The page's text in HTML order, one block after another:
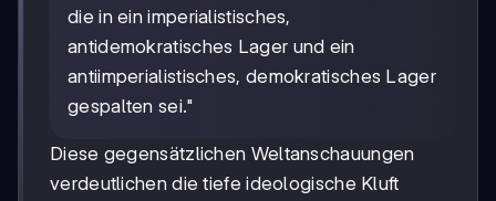
die in ein imperialistisches,
antidemokratisches Lager und ein
antiimperialistisches, demokratisches Lager
gespalten sei."
Diese gegensätzlichen Weltanschauungen
verdeutlichen die tiefe ideologische Kluft